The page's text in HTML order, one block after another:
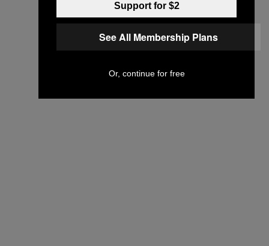
Support for $2
See All Membership Plans
Or, continue for free